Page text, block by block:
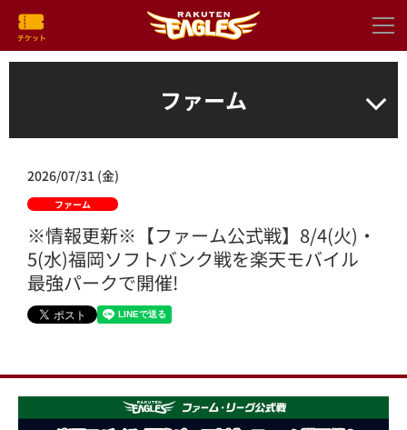
ファーム
2026/07/31 (金)
ファーム
※情報更新※【ファーム公式戦】8/4(火)・
5(水)福岡ソフトバンク戦を楽天モバイル
最強パークで開催!